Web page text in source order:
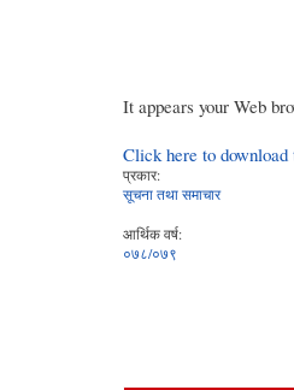
It appears your Web
Click here to
प्रकार:
सूचना तथा समाचार
आर्थिक वर्ष:
०७८/०७९